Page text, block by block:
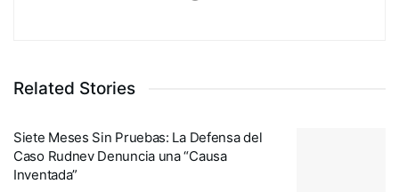
Related Stories
Siete Meses Sin Pruebas: La Defensa del
Caso Rudnev Denuncia una “Causa
Inventada”